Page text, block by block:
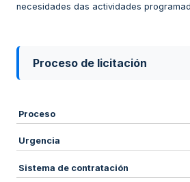
necesidades das actividades
Proceso de licitación
Proceso
Urgencia
Sistema de contratación